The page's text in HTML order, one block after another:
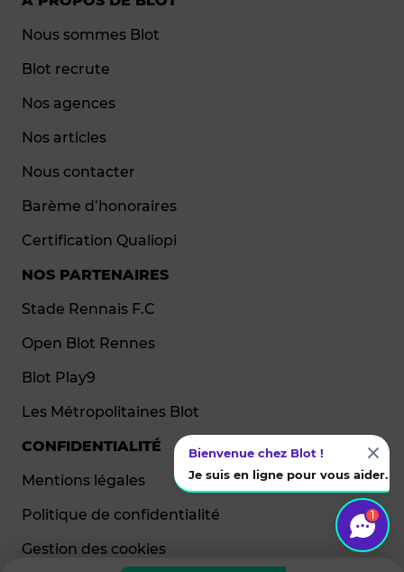
Nous sommes Blot
Blot recrute
Nos agences
Nos articles
Nous contacter
Barème d’honoraires
Certification Qualiopi
NOS PARTENAIRES
Stade Rennais F.C
Open Blot Rennes
Blot Play9
Les Métropolitaines Blot
CONFIDENTIALITÉ
Mentions légales
Politique de confidentialité
Gestion des cookies
1
Bienvenue chez Blot !
Je suis en ligne pour vous aider.